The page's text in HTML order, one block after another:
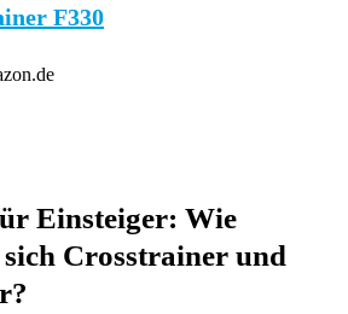
F330
Einsteiger: Wie
Crosstrainer und